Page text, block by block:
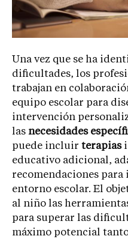
Una vez que se ha
dificultades, los
trabajan en
equipo escolar para
intervención
las necesidades
puede incluir terapias
educativo adicional,
recomendaciones
entorno escolar. El
al niño las
para superar las
máximo potencial